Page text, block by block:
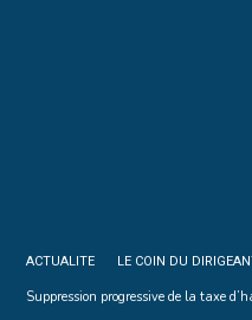
ACTUALITE LE COIN DU
Suppression progressive de la taxe